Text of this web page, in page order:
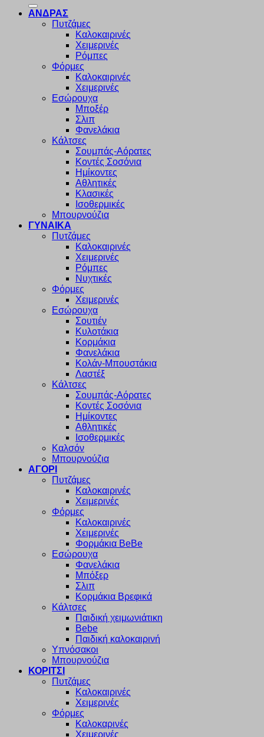
ΑΝΔΡΑΣ
Πυτζάμες
Καλοκαιρινές
Χειμερινές
Ρόμπες
Φόρμες
Καλοκαιρινές
Χειμερινές
Εσώρουχα
Μποξέρ
Σλιπ
Φανελάκια
Κάλτσες
Σουμπάς-Αόρατες
Κοντές Σοσόνια
Ημίκοντες
Αθλητικές
Κλασικές
Ισοθερμικές
Μπουρνούζια
ΓΥΝΑΙΚΑ
Πυτζάμες
Καλοκαιρινές
Χειμερινές
Ρόμπες
Νυχτικές
Φόρμες
Χειμερινές
Εσώρουχα
Σουτιέν
Κυλοτάκια
Κορμάκια
Φανελάκια
Κολάν-Μπουστάκια
Λαστέξ
Κάλτσες
Σουμπάς-Αόρατες
Κοντές Σοσόνια
Ημίκοντες
Αθλητικές
Ισοθερμικές
Καλσόν
Μπουρνούζια
ΑΓΟΡΙ
Πυτζάμες
Καλοκαιρινές
Χειμερινές
Φόρμες
Καλοκαιρινές
Χειμερινές
Φορμάκια BeBe
Εσώρουχα
Φανελάκια
Μπόξερ
Σλιπ
Κορμάκια Βρεφικά
Κάλτσες
Παιδική χειμωνιάτικη
Bebe
Παιδική καλοκαιρινή
Υπνόσακοι
Μπουρνούζια
ΚΟΡΙΤΣΙ
Πυτζάμες
Καλοκαιρινές
Χειμερινές
Φόρμες
Καλοκαρινές
Χειμερινές